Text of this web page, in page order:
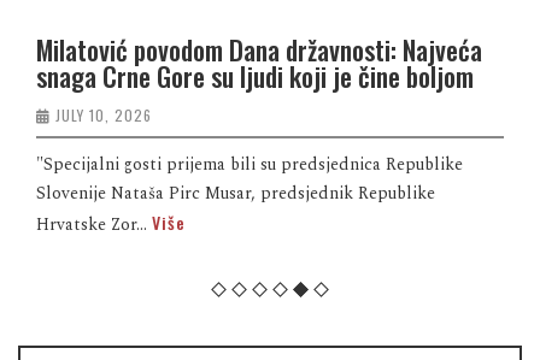
Milatović povodom Dana državnosti: Najveća
snaga Crne Gore su ljudi koji je čine boljom
JULY 10, 2026
"Specijalni gosti prijema bili su predsjednica Republike
Slovenije Nataša Pirc Musar, predsjednik Republike
Hrvatske Zor... Više